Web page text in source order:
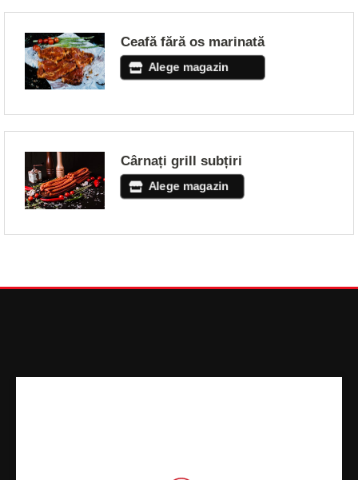
Ceafă fără os marinată
Alege magazin
Cârnați grill subțiri
Alege magazin